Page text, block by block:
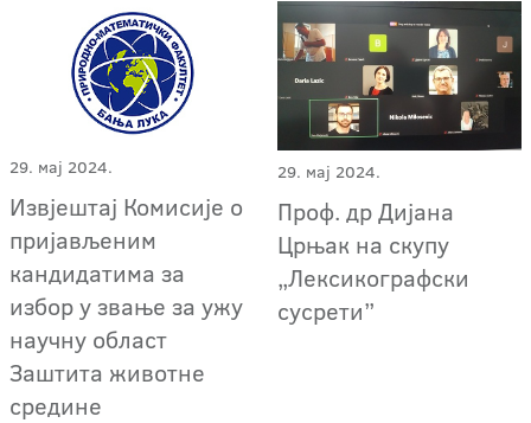
29. мај 2024.
Извјештај Комисије о
пријављеним
кандидатима за
избор у звање за ужу
научну област
Заштита животне
средине
29. мај 2024.
Проф. др Дијана
Црњак на скупу
„Лексикографски
сусрети”